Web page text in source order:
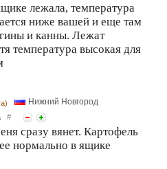
лежала, температура
ниже вашей и еще там
и канны. Лежат
температура высокая для
Нижний Новгород
#
сразу вянет. Картофель
нормально в ящике